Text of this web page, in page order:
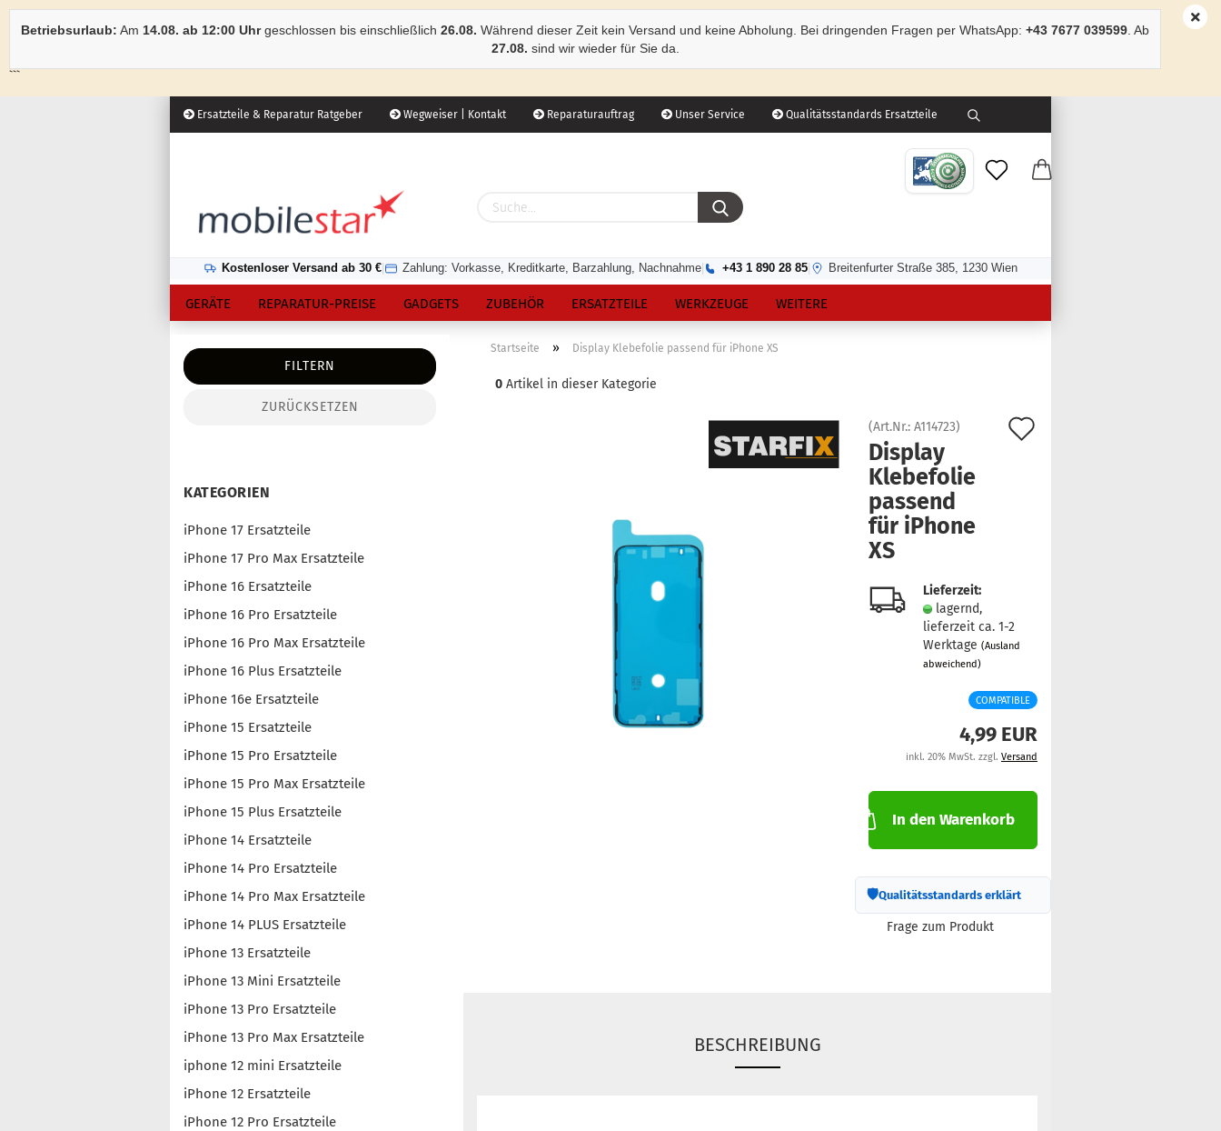
Ersatzteile & Reparatur Ratgeber Wegweiser | Kontakt Reparaturauftrag Unser Service Qualitätsstandards Ersatzteile
Kostenloser Versand ab 30 € Zahlung: Vorkasse, Kreditkarte, Barzahlung, Nachnahme +43 1 890 28 85 Breitenfurter Straße 385, 1230 Wien
Betriebsurlaub: Am 14.08. ab 12:00 Uhrgeschlossen bis einschließlich 26.08. Während dieser Zeit kein Versand und keine Abholung. Bei dringenden Fragen per WhatsApp: +43 7677 039599 . Ab
27.08. sind wir wieder für Sie da.
```
GERÄTE REPARATUR-PREISE GADGETS ZUBEHÖR ERSATZTEILE WERKZEUGE WEITERE
Startseite » Display Klebefolie passend für iPhone XS
0 Artikel in dieser Kategorie
(Art.Nr.:A114723)
Dis­play
Kle­be­fo­lie
pas­send
für iPho­ne
XS
Lieferzeit:
lagernd,
lieferzeit ca. 1-2
Werktage(Ausland
abweichend)
COMPATIBLE
4,99 EUR
inkl. 20% MwSt. zzgl. Versand
In den Warenkorb
🛡Qualitätsstandards erklärt
Frage zum Produkt
BESCHREIBUNG
FILTERN
ZURÜCKSETZEN
KATEGORIEN
iPhone 17 Ersatzteile
iPhone 17 Pro Max Ersatzteile
iPhone 16 Ersatzteile
iPhone 16 Pro Ersatzteile
iPhone 16 Pro Max Ersatzteile
iPhone 16 Plus Ersatzteile
iPhone 16e Ersatzteile
iPhone 15 Ersatzteile
iPhone 15 Pro Ersatzteile
iPhone 15 Pro Max Ersatzteile
iPhone 15 Plus Ersatzteile
iPhone 14 Ersatzteile
iPhone 14 Pro Ersatzteile
iPhone 14 Pro Max Ersatzteile
iPhone 14 PLUS Ersatzteile
iPhone 13 Ersatzteile
iPhone 13 Mini Ersatzteile
iPhone 13 Pro Ersatzteile
iPhone 13 Pro Max Ersatzteile
iphone 12 mini Ersatzteile
iPhone 12 Ersatzteile
iPhone 12 Pro Ersatzteile